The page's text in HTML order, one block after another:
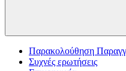
Παρακολούθηση
Συχνές ερωτήσεις